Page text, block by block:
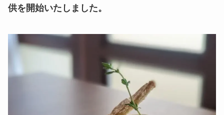
供を開始いたしました。